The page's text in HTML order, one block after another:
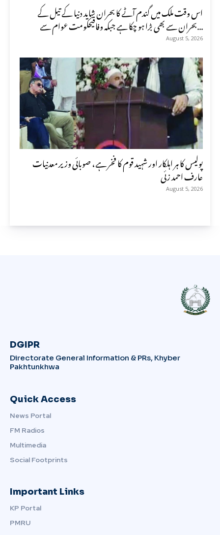
اس وقت ملک میں گندم آٹے کا بحران شاید دنیا کے تیل کے
بحران سے بھی بڑا ہو چکا ہے جبکہ وفاقیحکومت عوام سے...
August 5, 2026
پولیس کا ہر اہلکار اور شہید قوم کا فخر ہے، صوبائی وزیر معدنیات
عارف احمد زئی
August 5, 2026
DGIPR
Directorate General Information & PRs, Khyber
Pakhtunkhwa
Quick Access
News Portal
FM Radios
Multimedia
Social Footprints
Important Links
KP Portal
PMRU